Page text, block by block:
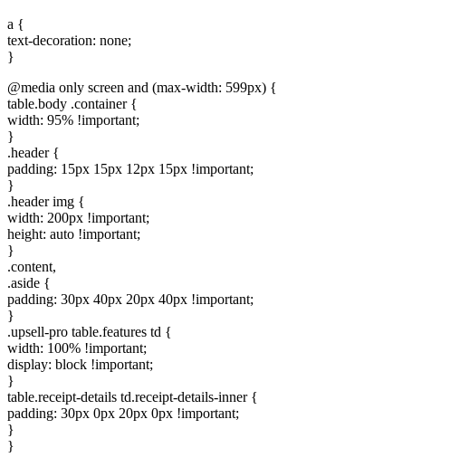
a {
text-decoration: none;
}
@media only screen and (max-width: 599px) {
table.body .container {
width: 95% !important;
}
.header {
padding: 15px 15px 12px 15px !important;
}
.header img {
width: 200px !important;
height: auto !important;
}
.content,
.aside {
padding: 30px 40px 20px 40px !important;
}
.upsell-pro table.features td {
width: 100% !important;
display: block !important;
}
table.receipt-details td.receipt-details-inner {
padding: 30px 0px 20px 0px !important;
}
}